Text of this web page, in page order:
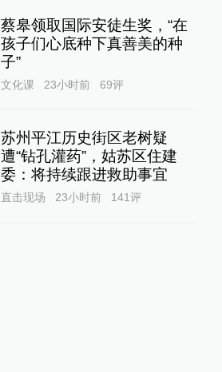
蔡皋领取国际安徒生奖，“在
孩子们心底种下真善美的种
子”
文化课 23小时前 69评
苏州平江历史街区老树疑
遭“钻孔灌药”，姑苏区住建
委：将持续跟进救助事宜
直击现场 23小时前 141评